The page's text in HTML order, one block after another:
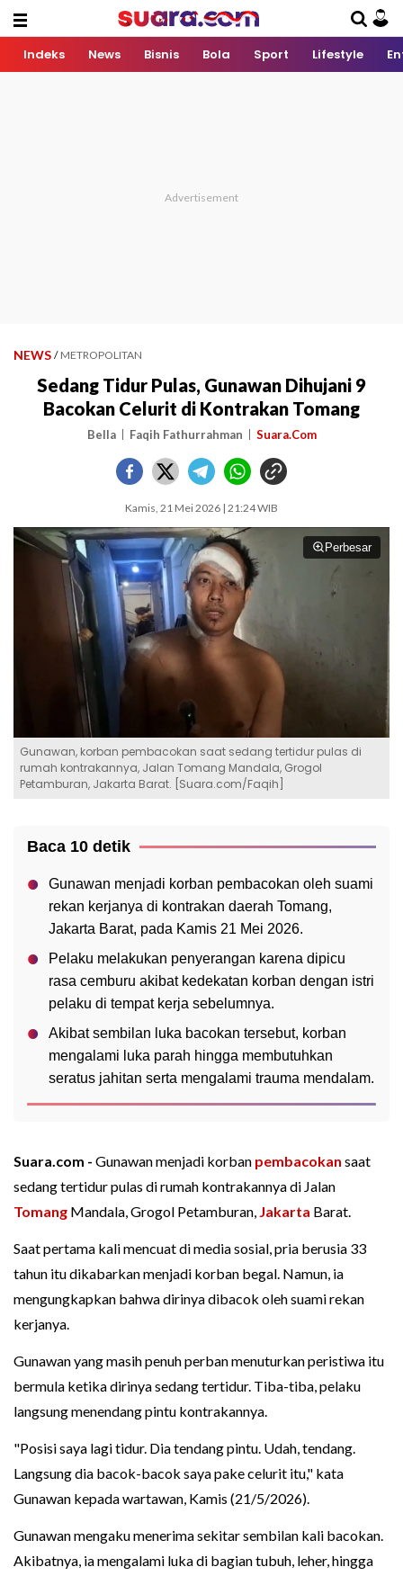
Indeks News Bisnis Bola Sport Lifestyle
NEWS / METROPOLITAN
Sedang Tidur Pulas, Gunawan Dihujani 9
Bacokan Celurit di Kontrakan Tomang
Bella Faqih Fathurrahman Suara.Com
Kamis, 21 Mei 2026 | 21:24 WIB
Perbesar
Gunawan, korban pembacokan saat sedang tertidur pulas di
rumah kontrakannya, Jalan Tomang Mandala, Grogol
Petamburan, Jakarta Barat. [Suara.com/Faqih]
Baca 10 detik
Gunawan menjadi korban pembacokan oleh suami
rekan kerjanya di kontrakan daerah Tomang,
Jakarta Barat, pada Kamis 21 Mei 2026.
Pelaku melakukan penyerangan karena dipicu
rasa cemburu akibat kedekatan korban dengan istri
pelaku di tempat kerja sebelumnya.
Akibat sembilan luka bacokan tersebut, korban
mengalami luka parah hingga membutuhkan
seratus jahitan serta mengalami trauma mendalam.
Suara.com - Gunawan menjadi korban pembacokan saat
sedang tertidur pulas di rumah kontrakannya di Jalan
Tomang Mandala, Grogol Petamburan, Jakarta Barat.
Saat pertama kali mencuat di media sosial, pria berusia 33
tahun itu dikabarkan menjadi korban begal. Namun, ia
mengungkapkan bahwa dirinya dibacok oleh suami rekan
kerjanya.
Gunawan yang masih penuh perban menuturkan peristiwa itu
bermula ketika dirinya sedang tertidur. Tiba-tiba, pelaku
langsung menendang pintu kontrakannya.
"Posisi saya lagi tidur. Dia tendang pintu. Udah, tendang.
Langsung dia bacok-bacok saya pake celurit itu," kata
Gunawan kepada wartawan, Kamis (21/5/2026).
Gunawan mengaku menerima sekitar sembilan kali bacokan.
Akibatnya, ia mengalami luka di bagian tubuh, leher, hingga